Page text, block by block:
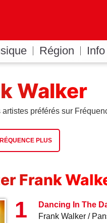
Région Info
Walker
artistes préférés sur
PLUS
Frank
1
Dancing In The
Frank Walker